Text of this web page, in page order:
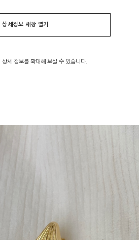
상세정보 새창 열기
상세 정보를 확대해 보실 수 있습니다.